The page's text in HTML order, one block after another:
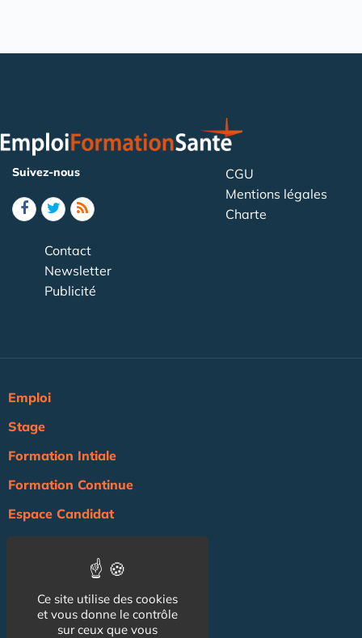
Suivez-nous
CGU
Mentions légales
Charte
Contact
Newsletter
Publicité
Emploi
Stage
Formation Intiale
Formation Continue
Espace Candidat
Agenda
NOS AUTRES SITES :
Ce site utilise des cookies
et vous donne le contrôle
sur ceux que vous